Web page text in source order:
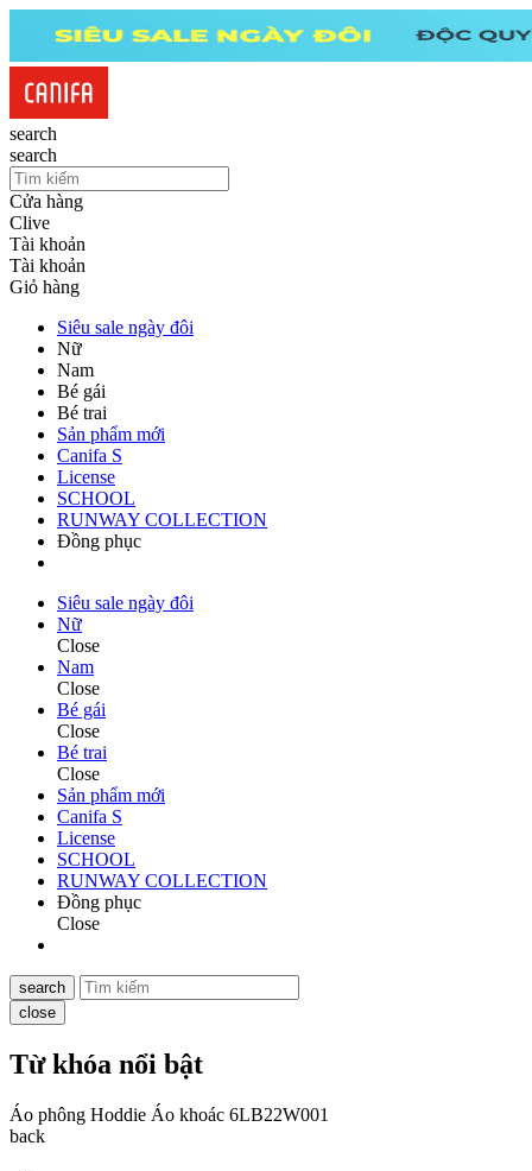
search
search
Cửa hàng
Clive
Tài khoản
Tài khoản
Giỏ hàng
Siêu sale ngày đôi
Nữ
Nam
Bé gái
Bé trai
Sản phẩm mới
Canifa S
License
SCHOOL
RUNWAY COLLECTION
Đồng phục
Siêu sale ngày đôi
Nữ
Close
Nam
Close
Bé gái
Close
Bé trai
Close
Sản phẩm mới
Canifa S
License
SCHOOL
RUNWAY COLLECTION
Đồng phục
Close
search
close
Từ khóa nổi bật
Áo phông Hoddie Áo khoác 6LB22W001
back